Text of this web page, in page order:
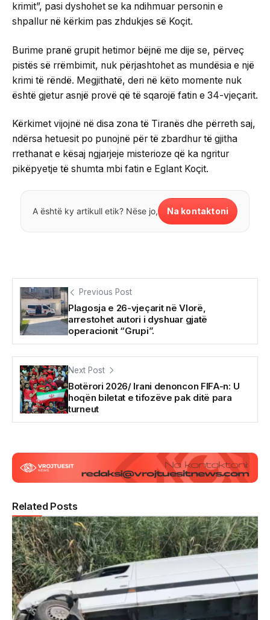
krimit”, pasi dyshohet se ka ndihmuar personin e
shpallur në kërkim pas zhdukjes së Koçit.
Burime pranë grupit hetimor bëjnë me dije se, përveç
pistës së rrëmbimit, nuk përjashtohet as mundësia e një
krimi të rëndë. Megjithatë, deri në këto momente nuk
është gjetur asnjë provë që të sqarojë fatin e 34-vjeçarit.
Kërkimet vijojnë në disa zona të Tiranës dhe përreth saj,
ndërsa hetuesit po punojnë për të zbardhur të gjitha
rrethanat e kësaj ngjarjeje misterioze që ka ngritur
pikëpyetje të shumta mbi fatin e Eglant Koçit.
A është ky artikull etik? Nëse jo, Na kontaktoni
Previous Post
Plagosja e 26-vjeçarit në Vlorë,
arrestohet autori i dyshuar gjatë
operacionit “Grupi”.
Next Post
Botërori 2026/ Irani denoncon FIFA-n: U
hoqën biletat e tifozëve pak ditë para
turneut
Related Posts